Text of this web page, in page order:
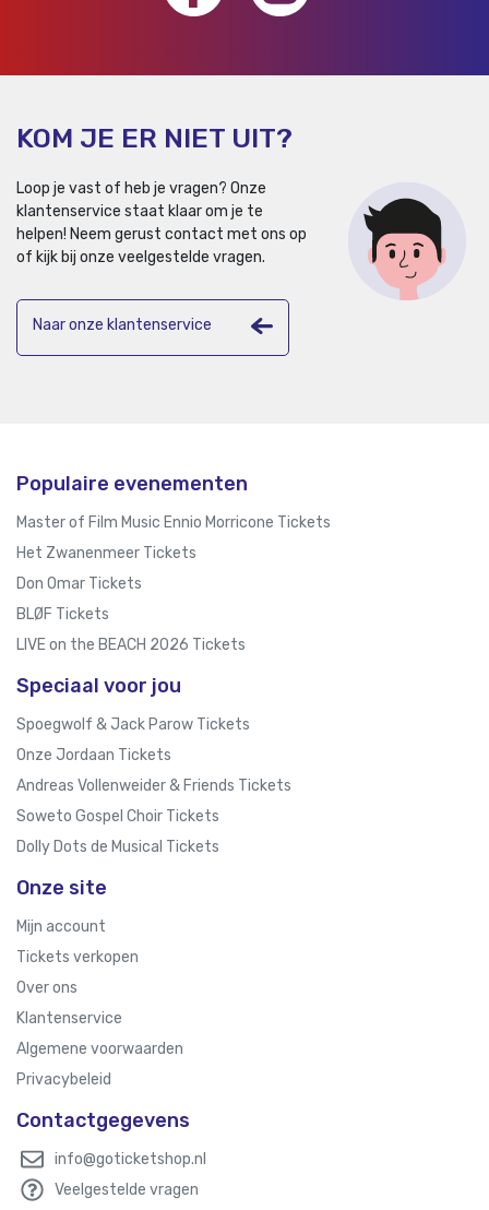
KOM JE ER NIET UIT?
Loop je vast of heb je vragen? Onze
klantenservice staat klaar om je te
helpen! Neem gerust contact met ons op
of kijk bij onze veelgestelde vragen.
Naar onze klantenservice
Populaire evenementen
Master of Film Music Ennio Morricone Tickets
Het Zwanenmeer Tickets
Don Omar Tickets
BLØF Tickets
LIVE on the BEACH 2026 Tickets
Speciaal voor jou
Spoegwolf & Jack Parow Tickets
Onze Jordaan Tickets
Andreas Vollenweider & Friends Tickets
Soweto Gospel Choir Tickets
Dolly Dots de Musical Tickets
Onze site
Mijn account
Tickets verkopen
Over ons
Klantenservice
Algemene voorwaarden
Privacybeleid
Contactgegevens
info@goticketshop.nl
Veelgestelde vragen